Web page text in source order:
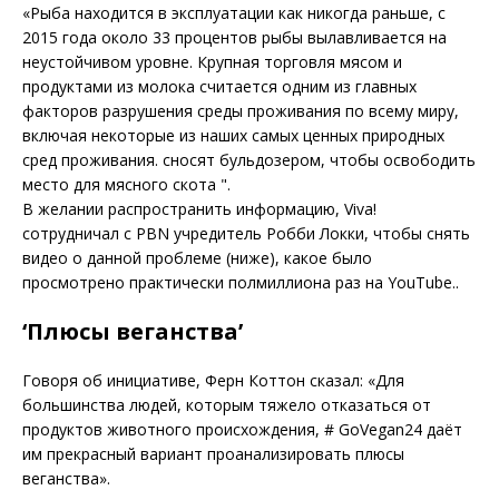
«Рыба находится в эксплуатации как никогда раньше, с
2015 года около 33 процентов рыбы вылавливается на
неустойчивом уровне. Крупная торговля мясом и
продуктами из молока считается одним из главных
факторов разрушения среды проживания по всему миру,
включая некоторые из наших самых ценных природных
сред проживания. сносят бульдозером, чтобы освободить
место для мясного скота ".
В желании распространить информацию, Viva!
сотрудничал с PBN учредитель Робби Локки, чтобы снять
видео о данной проблеме (ниже), какое было
просмотрено практически полмиллиона раз на YouTube..
‘Плюсы веганства’
Говоря об инициативе, Ферн Коттон сказал: «Для
большинства людей, которым тяжело отказаться от
продуктов животного происхождения, # GoVegan24 даёт
им прекрасный вариант проанализировать плюсы
веганства».